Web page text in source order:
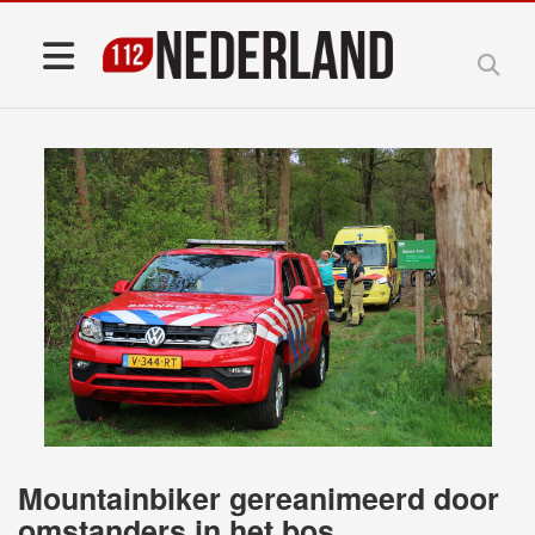
Mountainbiker gereanimeerd door